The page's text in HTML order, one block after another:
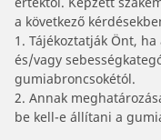
a következő
1. Tájékoztatják Önt,
és/vagy
gumiabroncsokétól.
2. Annak
be kell-e állítani a